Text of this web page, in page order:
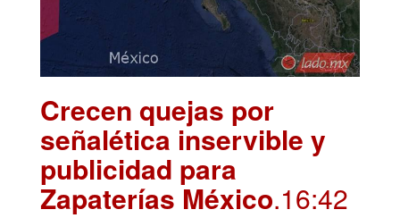
Crecen quejas por
señalética inservible y
publicidad para
Zapaterías México.16:42